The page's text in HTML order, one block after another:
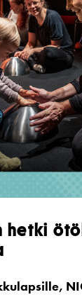
hetki